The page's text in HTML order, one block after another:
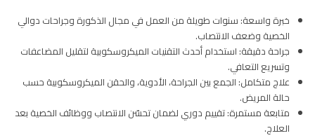
خبرة واسعة: سنوات طويلة من العمل في مجال الذكورة وجراحات دوالي
الخصية وضعف الانتصاب.
جراحة دقيقة: استخدام أحدث التقنيات الميكروسكوبية لتقليل المضاعفات
وتسريع التعافي.
علاج متكامل: الجمع بين الجراحة، الأدوية، والحقن الميكروسكوبية حسب
حالة المريض.
متابعة مستمرة: تقييم دوري لضمان تحسّن الانتصاب ووظائف الخصية بعد
العلاج.